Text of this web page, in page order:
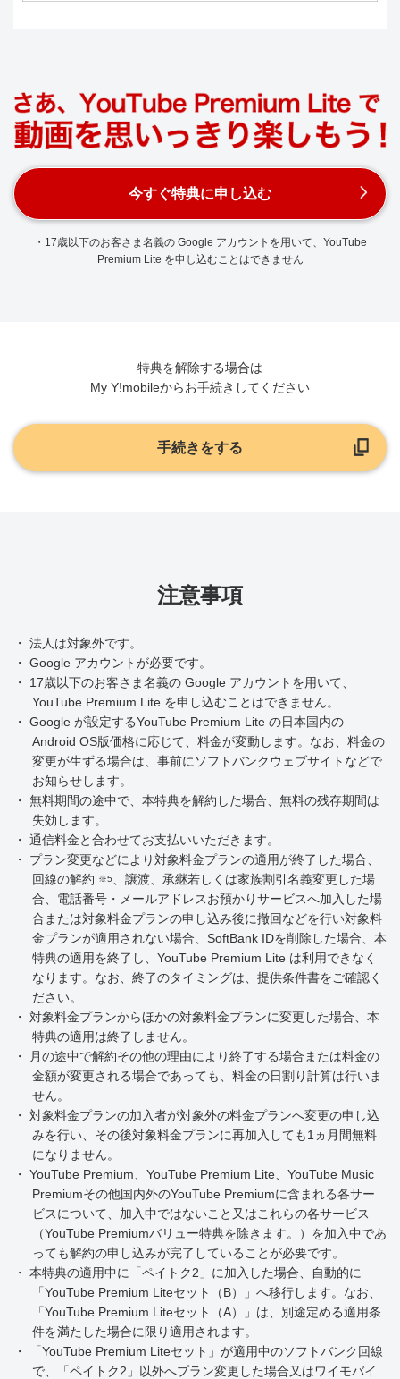
今すぐ特典に申し込む
・17歳以下のお客さま名義の Google アカウントを用いて、YouTube
Premium Lite を申し込むことはできません
特典を解除する場合は
My Y!mobileからお手続きしてください
手続きをする
注意事項
・ 法人は対象外です。
・ Google アカウントが必要です。
・ 17歳以下のお客さま名義の Google アカウントを用いて、
YouTube Premium Lite を申し込むことはできません。
・ Google が設定するYouTube Premium Lite の日本国内の
Android OS版価格に応じて、料金が変動します。なお、料金の
変更が生ずる場合は、事前にソフトバンクウェブサイトなどで
お知らせします。
・ 無料期間の途中で、本特典を解約した場合、無料の残存期間は
失効します。
・ 通信料金と合わせてお支払いいただきます。
・ プラン変更などにより対象料金プランの適用が終了した場合、
回線の解約 ※5
、譲渡、承継若しくは家族割引名義変更した場
合、電話番号・メールアドレスお預かりサービスへ加入した場
合または対象料金プランの申し込み後に撤回などを行い対象料
金プランが適用されない場合、SoftBank IDを削除した場合、本
特典の適用を終了し、YouTube Premium Lite は利用できなく
なります。なお、終了のタイミングは、提供条件書をご確認く
ださい。
・ 対象料金プランからほかの対象料金プランに変更した場合、本
特典の適用は終了しません。
・ 月の途中で解約その他の理由により終了する場合または料金の
金額が変更される場合であっても、料金の日割り計算は行いま
せん。
・ 対象料金プランの加入者が対象外の料金プランへ変更の申し込
みを行い、その後対象料金プランに再加入しても1ヵ月間無料
になりません。
・ YouTube Premium、YouTube Premium Lite、YouTube Music
Premiumその他国内外のYouTube Premiumに含まれる各サー
ビスについて、加入中ではないこと又はこれらの各サービス
（YouTube Premiumバリュー特典を除きます。）を加入中であ
っても解約の申し込みが完了していることが必要です。
・ 本特典の適用中に「ペイトク2」に加入した場合、自動的に
「YouTube Premium Liteセット（B）」へ移行します。なお、
「YouTube Premium Liteセット（A）」は、別途定める適用条
件を満たした場合に限り適用されます。
・ 「YouTube Premium Liteセット」が適用中のソフトバンク回線
で、「ペイトク2」以外へプラン変更した場合又はワイモバイ